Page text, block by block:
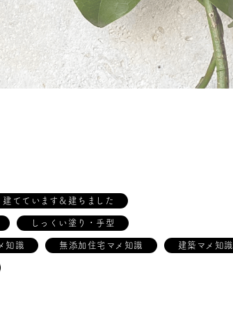
建てています＆建ちました
しっくい塗り・手型
知識 無添加住宅マメ知識 建築マメ知識